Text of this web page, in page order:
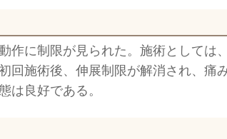
作に制限が見られた。施術としては
回施術後、伸展制限が解消され、痛
は良好である。